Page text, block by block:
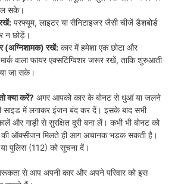
सके।
परफ्यूम, लाइटर या सैनिटाइजर जैसी चीजें डैशबोर्ड
न छोड़ें।
(अग्निशामक) रखें: कार में हमेशा एक छोटा और
वाला फायर एक्सटिंग्विशर जरूर रखें, ताकि शुरुआती
जा सके।
क्या करें? अगर आपको कार के बोनट से धुआं या जलने
साइड में लगाकर इंजन बंद कर दें। इसके बाद सभी
और गाड़ी से सुरक्षित दूरी बना लें। कभी भी बोनट को
की ऑक्सीजन मिलते ही आग अचानक भड़क सकती है।
पुलिस (112) को सूचना दें।
से आप अपनी कार और अपने परिवार को इस